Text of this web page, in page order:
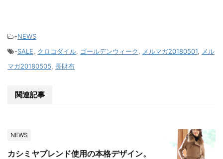
-NEWS
-SALE, クロコダイル, ゴールデンウィーク, メルマガ20180501, メル
マガ20180505, 長財布
関連記事
NEWS
カシミヤブレンド使用の本格デザイン。